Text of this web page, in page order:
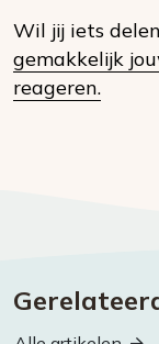
Wil jij iets
gemakkelijk
reageren.